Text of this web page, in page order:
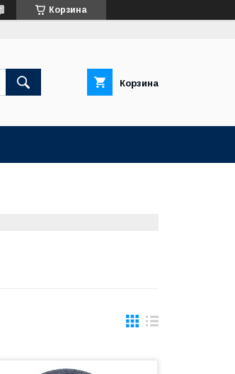
Корзина
Корзина